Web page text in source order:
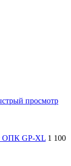
просмотр
ОПК GP-XL 1 100